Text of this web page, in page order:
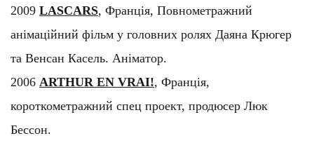
2003 PIGEON BOY, анімаційний серіал. Аніматор.
FIRE QUEST, анімаційний серіал. Аніматор.
2004 CORNEIL AND BERNIE, анімаційний серіал.
Аніматор.
2001 SOUTHERN STAR, повнометражний
анімаційний фільм. Аніматор.